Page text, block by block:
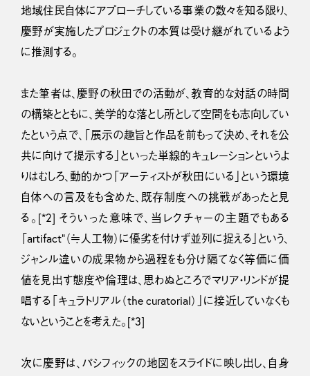
地域住民自体にアプローチしている事業の数々を知る限り、
慶野が実施したプロジェクトの本質は受け継がれているよう
に推測する。
また筆者は、慶野の秋田での活動が、教育的な対話の時間
の構築とともに、美学的な落とし所として空間をも志向してい
たという点で、「展示の趣旨と作品を前もって決め、それを公
共に向けて提示する」といった単線的キュレーションというよ
りはむしろ、動的かつ「アーティストが秋田にいる」という環境
自体への言及をも含めた、既存制度への挑戦があったと見
る。[*2] そういった意味で、当レクチャーの主題でもある
「artifact”（≒人工物）に優劣を付けず並列に捉える」という、
ジャンル違いの成果物から過程をも分け隔てなく等価に価
値を見出す態度や倫理は、思わぬところでマリア・リンドが提
唱する「キュラトリアル（the curatorial）」に接近していなくも
ないということを考えた。[*3]
次に慶野は、パシフィックの地図をスライドに映し出し、自身